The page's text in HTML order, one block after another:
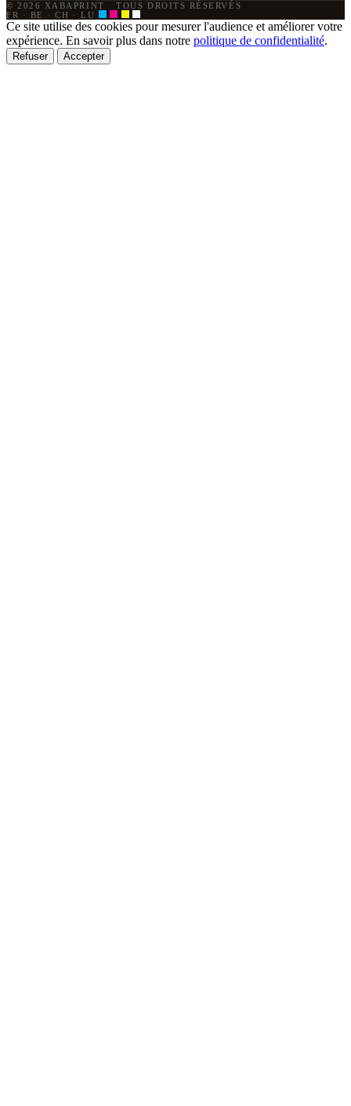
© 2026 XABAPRINT ·
TOUS DROITS RÉSERVÉS
FR · BE · CH · LU
Ce site utilise des cookies pour mesurer l'audience et améliorer votre
expérience. En savoir plus dans notre politique de confidentialité.
Refuser Accepter